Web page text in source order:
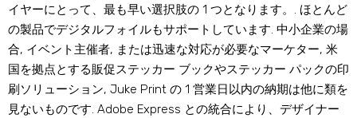
イヤーにとって、最も早い選択肢の 1 つとなります。. ほとんど
の製品でデジタルフォイルもサポートしています. 中小企業の場
合, イベント主催者, または迅速な対応が必要なマーケター, 米
国を拠点とする販促ステッカー ブックやステッカー パックの印
刷ソリューション, Juke Print の 1 営業日以内の納期は他に類を
見ないものです. Adobe Express との統合により、デザイナー